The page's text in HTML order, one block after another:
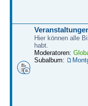
Hier können alle
habt.
Moderatoren:
Subalbum: